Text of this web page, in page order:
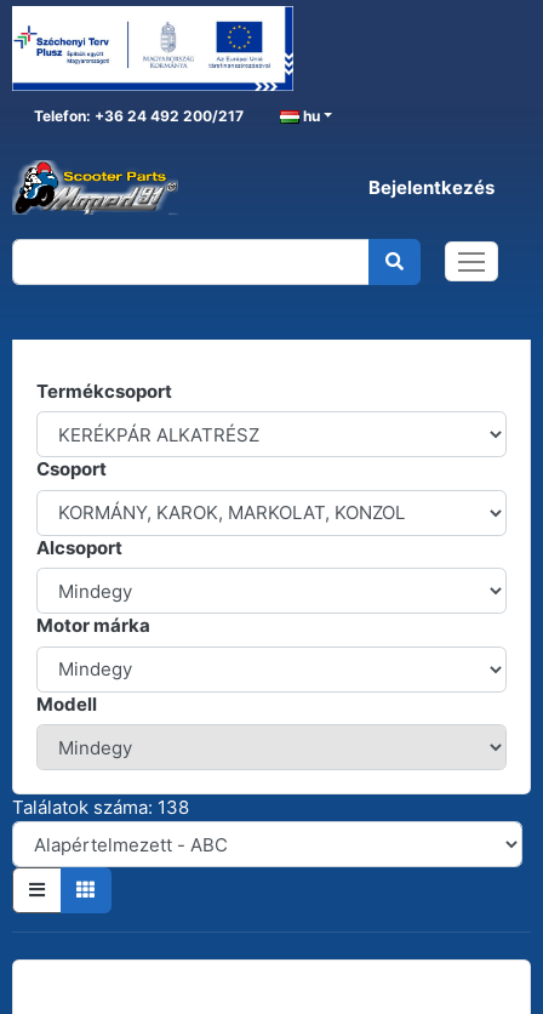
Telefon: +36 24 492 200/217 hu
Bejelentkezés
KERÉKPÁR ALKATRÉSZ
Termékcsoport
Csoport
Alcsoport
Motor márka
Modell
Találatok száma: 138